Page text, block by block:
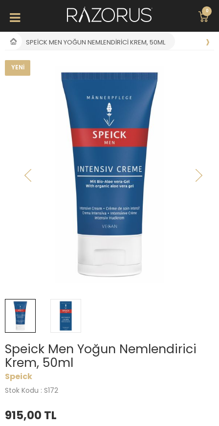
0
SPEICK MEN YOĞUN NEMLENDIRICI KREM, 50ML
YENI
Speick Men Yoğun Nemlendirici
Krem, 50ml
Speick
Stok Kodu : S172
915,00 TL